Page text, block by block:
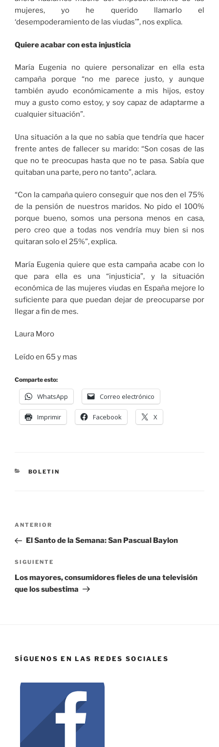
mujeres, yo he querido llamarlo el
‘desempoderamiento de las viudas’”, nos explica.
Quiere acabar con esta injusticia
María Eugenia no quiere personalizar en ella esta
campaña porque “no me parece justo, y aunque
también ayudo económicamente a mis hijos, estoy
muy a gusto como estoy, y soy capaz de adaptarme a
cualquier situación”.
Una situación a la que no sabía que tendría que hacer
frente antes de fallecer su marido: “Son cosas de las
que no te preocupas hasta que no te pasa. Sabía que
quitaban una parte, pero no tanto”, aclara.
“Con la campaña quiero conseguir que nos den el 75%
de la pensión de nuestros maridos. No pido el 100%
porque bueno, somos una persona menos en casa,
pero creo que a todas nos vendría muy bien si nos
quitaran solo el 25%”, explica.
María Eugenia quiere que esta campaña acabe con lo
que para ella es una “injusticia”, y la situación
económica de las mujeres viudas en España mejore lo
suficiente para que puedan dejar de preocuparse por
llegar a fin de mes.
Laura Moro
Leído en 65 y mas
Comparte esto:
WhatsApp Correo electrónico
Imprimir Facebook X
BOLETIN
ANTERIOR
El Santo de la Semana: San Pascual Baylon
SIGUIENTE
Los mayores, consumidores fieles de una televisión
que los subestima
SÍGUENOS EN LAS REDES SOCIALES